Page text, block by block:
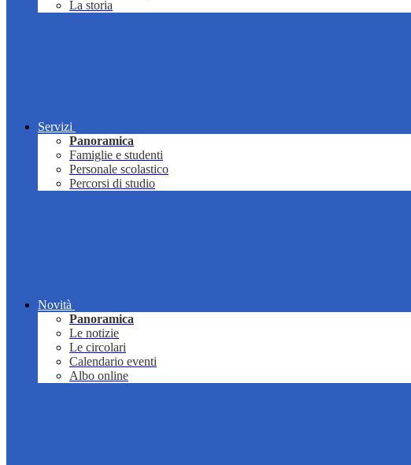
La storia
Servizi
Panoramica
Famiglie e studenti
Personale scolastico
Percorsi di studio
Novità
Panoramica
Le notizie
Le circolari
Calendario eventi
Albo online